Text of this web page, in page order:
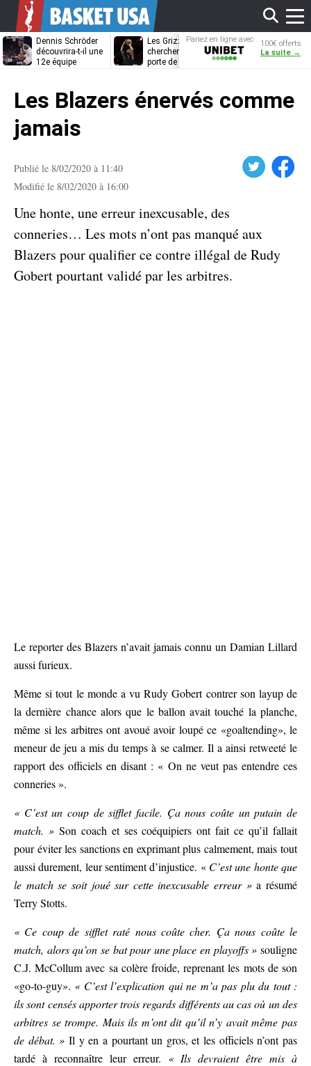
Dennis Schröder
découvrira-t-il une
12e équipe
Les Grizzlies
cherchent déjà une
porte de sortie
Dwane Casey
bientôt coach
Pariez en ligne avec
Unibet
100€ offerts
La suite →
Les Blazers énervés comme
jamais
Publié le 8/02/2020 à 11:40
Modifié le 8/02/2020 à 16:00
Facebook
Une honte, une erreur inexcusable, des
conneries… Les mots n’ont pas manqué aux
Blazers pour qualifier ce contre illégal de Rudy
Gobert pourtant validé par les arbitres.
Le reporter des Blazers n’avait jamais connu un Damian Lillard
aussi furieux.
Même si tout le monde a vu Rudy Gobert contrer son layup de
la dernière chance alors que le ballon avait touché la planche,
même si les arbitres ont avoué avoir loupé ce «goaltending», le
meneur de jeu a mis du temps à se calmer. Il a ainsi retweeté le
rapport des officiels en disant : « On ne veut pas entendre ces
conneries ».
« C’est un coup de sifflet facile. Ça nous coûte un putain de
match. »Son coach et ses coéquipiers ont fait ce qu’il fallait
pour éviter les sanctions en exprimant plus calmement, mais tout
aussi durement, leur sentiment d’injustice. «C’est une honte que
le match se soit joué sur cette inexcusable erreur »a résumé
Terry Stotts.
« Ce coup de sifflet raté nous coûte cher. Ça nous coûte le
match, alors qu’on se bat pour une place en playoffs » souligne
C.J. McCollum avec sa colère froide, reprenant les mots de son
«go-to-guy». « C’est l’explication qui ne m’a pas plu du tout :
ils sont censés apporter trois regards différents au cas où un des
arbitres se trompe. Mais ils m’ont dit qu’il n’y avait même pas
de débat. » Il y en a pourtant un gros, et les officiels n’ont pas
tardé à reconnaître leur erreur. « Ils devraient être mis à